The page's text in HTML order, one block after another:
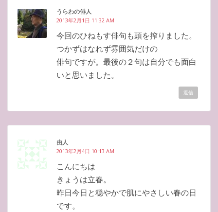
うらわの俳人
2013年2月1日 11:32 AM
今回のひねもす俳句も頭を搾りました。
つかずはなれず雰囲気だけの
俳句ですが。最後の２句は自分でも面白
いと思いました。
返信
由人
2013年2月4日 10:13 AM
こんにちは
きょうは立春。
昨日今日と穏やかで肌にやさしい春の日
です。